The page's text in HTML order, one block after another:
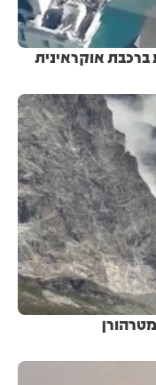
אוקראינית